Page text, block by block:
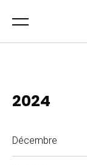
2024
Décembre